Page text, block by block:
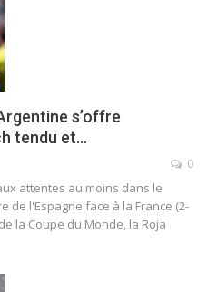
s’offre
tendu et…
0
attentes au moins dans le
de l'Espagne face à la France (2-
la Coupe du Monde, la Roja